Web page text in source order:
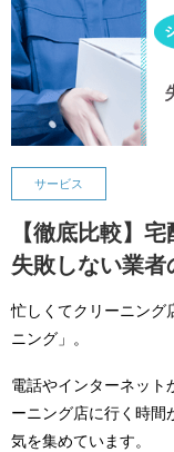
サービス
【徹底比較】
失敗しない業
忙しくてクリーニング
ニング」。
電話やインターネット
ーニング店に行く時間
気を集めています。